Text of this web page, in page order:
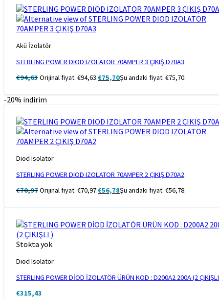
Akü İzolatör
STERLING POWER DIOD IZOLATOR 70AMPER 3 ÇIKIŞ D70A3
€94,63Orijinal fiyat: €94,63.€75,70Şu andaki fiyat: €75,70.
-20% indirim
Diod Isolator
STERLING POWER DIOD IZOLATOR 70AMPER 2 ÇIKIŞ D70A2
€70,97Orijinal fiyat: €70,97.€56,78Şu andaki fiyat: €56,78.
Stokta yok
Diod Isolator
STERLING POWER DİOD İZOLATÖR ÜRÜN KOD : D200A2 200A (2
€315,43